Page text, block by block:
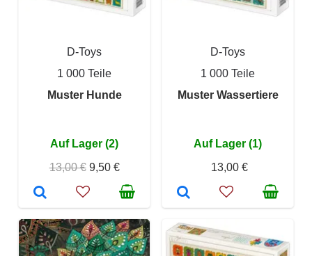
D-Toys
1 000 Teile
Muster Hunde
Auf Lager (2)
13,00 € 9,50 €
D-Toys
1 000 Teile
Muster Wassertiere
Auf Lager (1)
13,00 €